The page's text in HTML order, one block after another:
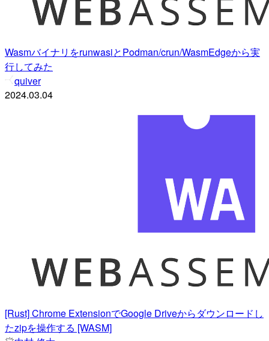
WasmバイナリをrunwasiとPodman/crun/WasmEdgeから実
行してみた
quiver
2024.03.04
[Rust] Chrome ExtensionでGoogle Driveからダウンロードし
たzipを操作する [WASM]